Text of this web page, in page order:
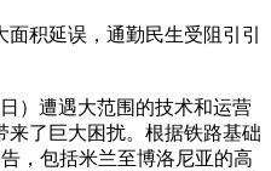
积延误，通勤民生受阻引引
）遭遇大范围的技术和运营
了巨大困扰。根据铁路基础
，包括米兰至博洛尼亚的高